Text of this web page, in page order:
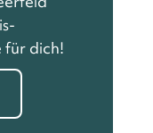
für dich!